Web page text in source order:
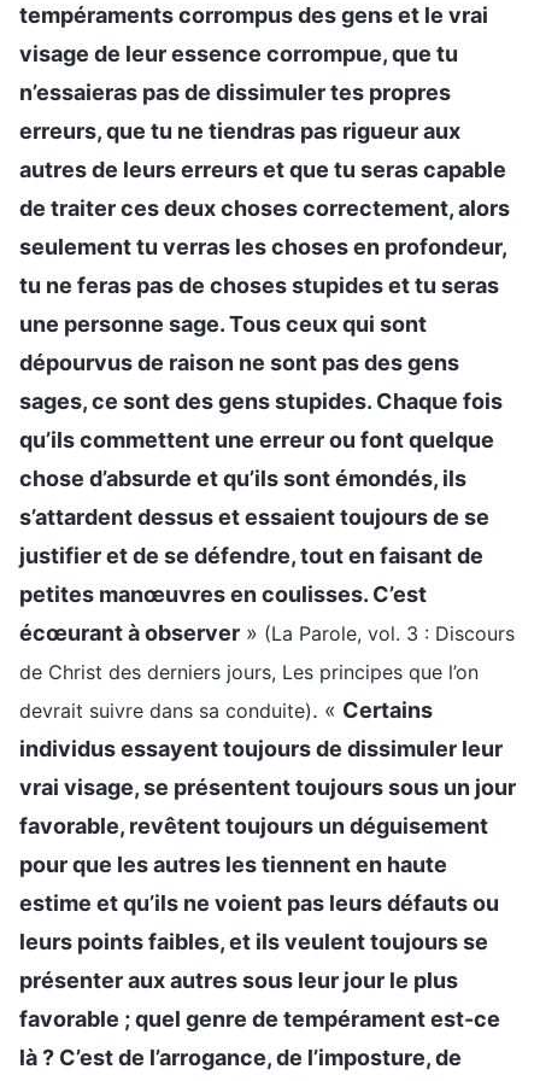
tempéraments corrompus des gens et le vrai
visage de leur essence corrompue, que tu
n’essaieras pas de dissimuler tes propres
erreurs, que tu ne tiendras pas rigueur aux
autres de leurs erreurs et que tu seras capable
de traiter ces deux choses correctement, alors
seulement tu verras les choses en profondeur,
tu ne feras pas de choses stupides et tu seras
une personne sage. Tous ceux qui sont
dépourvus de raison ne sont pas des gens
sages, ce sont des gens stupides. Chaque fois
qu’ils commettent une erreur ou font quelque
chose d’absurde et qu’ils sont émondés, ils
s’attardent dessus et essaient toujours de se
justifier et de se défendre, tout en faisant de
petites manœuvres en coulisses. C’est
écœurant à observer » (La Parole, vol. 3 : Discours
de Christ des derniers jours, Les principes que l’on
devrait suivre dans sa conduite). « Certains
individus essayent toujours de dissimuler leur
vrai visage, se présentent toujours sous un jour
favorable, revêtent toujours un déguisement
pour que les autres les tiennent en haute
estime et qu’ils ne voient pas leurs défauts ou
leurs points faibles, et ils veulent toujours se
présenter aux autres sous leur jour le plus
favorable ; quel genre de tempérament est-ce
là ? C’est de l’arrogance, de l’imposture, de